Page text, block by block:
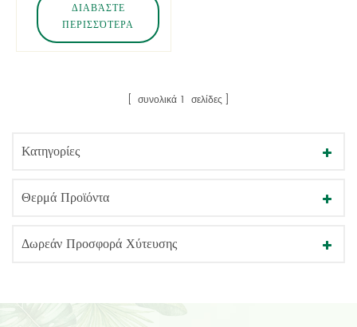
ΔΙΑΒΆΣΤΕ
ΠΕΡΙΣΣΌΤΕΡΑ
συνολικά 1 σελίδες
Κατηγορίες
Θερμά Προϊόντα
Δωρεάν Προσφορά Χύτευσης